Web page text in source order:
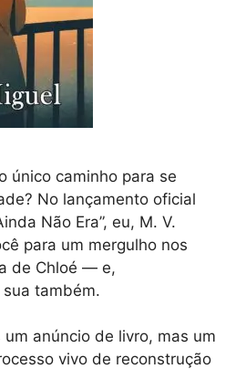
único caminho para se
No lançamento oficial
Não Era”, eu, M. V.
para um mergulho nos
de Chloé — e,
também.
um anúncio de livro, mas um
vivo de reconstrução